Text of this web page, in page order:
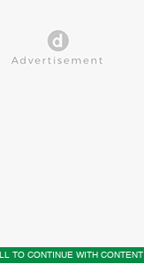
TO CONTINUE WITH CONTENT